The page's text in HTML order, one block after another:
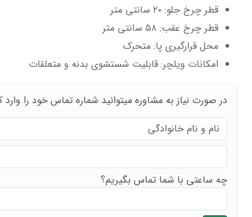
قطر چرخ جلو: ۲۰ سانتی‌ متر
قطر چرخ عقب: ۵۸ سانتی‌ متر
محل قرارگیری پا: متحرک
امکانات ویلچر: قابلیت شستشوی بدنه و متعلقات
در صورت نیاز به مشاوره میتوانید شماره تماس خود را وارد
چه ساعتی با شما تماس بگیریم؟